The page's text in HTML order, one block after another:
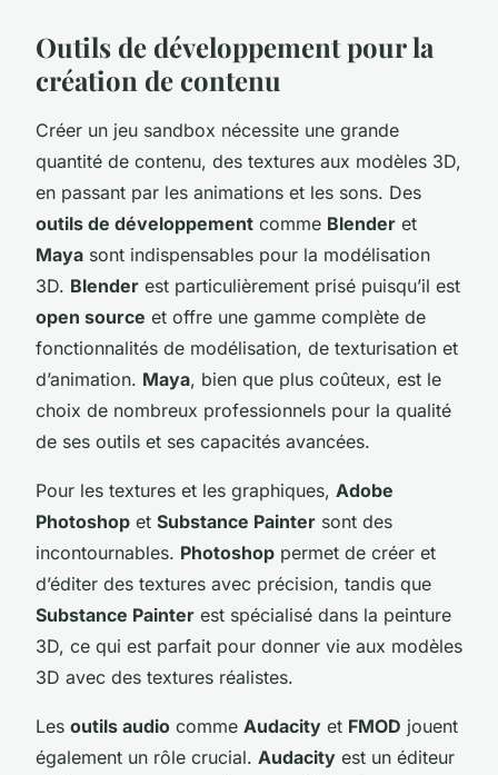
Outils de développement pour la
création de contenu
Créer un jeu sandbox nécessite une grande
quantité de contenu, des textures aux modèles 3D,
en passant par les animations et les sons. Des
outils de développement comme Blender et
Maya sont indispensables pour la modélisation
3D. Blender est particulièrement prisé puisqu’il est
open source et offre une gamme complète de
fonctionnalités de modélisation, de texturisation et
d’animation. Maya, bien que plus coûteux, est le
choix de nombreux professionnels pour la qualité
de ses outils et ses capacités avancées.
Pour les textures et les graphiques, Adobe
Photoshop et Substance Painter sont des
incontournables. Photoshop permet de créer et
d’éditer des textures avec précision, tandis que
Substance Painter est spécialisé dans la peinture
3D, ce qui est parfait pour donner vie aux modèles
3D avec des textures réalistes.
Les outils audio comme Audacity et FMOD jouent
également un rôle crucial. Audacity est un éditeur